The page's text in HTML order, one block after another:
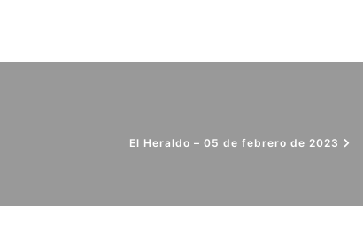
El Heraldo – 05 de febrero de 2023